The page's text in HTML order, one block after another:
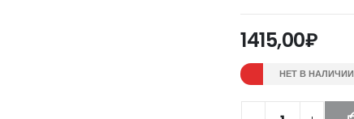
1415,00₽
НЕТ В НАЛИЧИИ